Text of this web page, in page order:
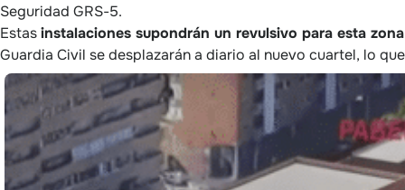
Seguridad GRS-5.
Estasinstalaciones supondrán un revulsivo para esta
Guardia Civil se desplazarán a diario al nuevo cuartel, lo